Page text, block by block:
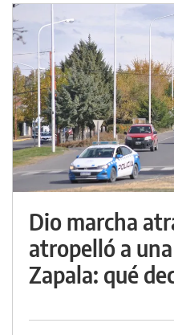
Dio marcha
atropelló a
Zapala: qué